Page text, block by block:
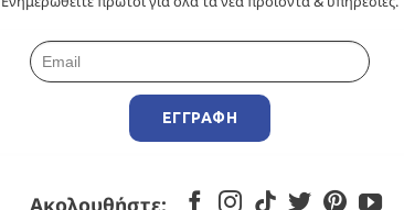
ΕΓΓΡΑΦΉ
Ακολουθήστε: